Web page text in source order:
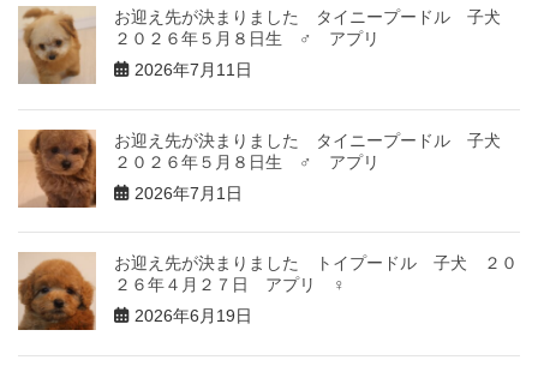
お迎え先が決まりました タイニープードル 子犬
２０２６年５月８日生 ♂ アプリ
2026年7月11日
お迎え先が決まりました タイニープードル 子犬
２０２６年５月８日生 ♂ アプリ
2026年7月1日
お迎え先が決まりました トイプードル 子犬 ２０
２６年４月２７日 アプリ ♀
2026年6月19日